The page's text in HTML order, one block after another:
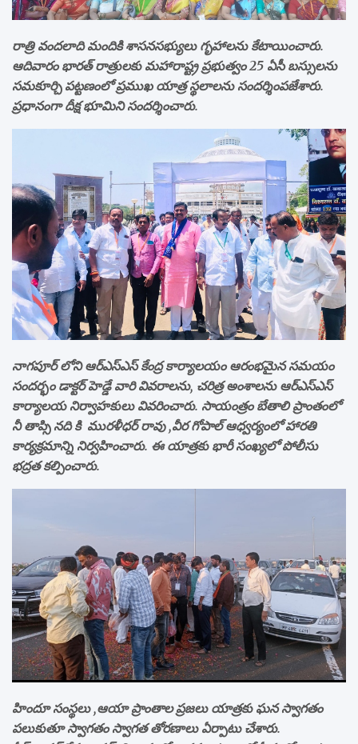
రాత్రి వందలాది మందికి శాసనసభ్యులు గృహాలను కేటాయించారు.
ఆదివారం భారత్ రాత్రులకు మహారాష్ట్ర ప్రభుత్వం 25 ఏసీ బస్సులను
సమకూర్చి పట్టణంలో ప్రముఖ యాత్ర స్థలాలను సందర్శింపజేశారు.
ప్రధానంగా దీక్ష భూమిని సందర్శించారు.
నాగపూర్ లోని ఆర్ఎస్ఎస్ కేంద్ర కార్యాలయం ఆరంభమైన సమయం
సందర్భం డాక్టర్ హెడ్డే వారి వివరాలను, చరిత్ర అంశాలను ఆర్ఎస్ఎస్
కార్యాలయ నిర్వాహకులు వివరించారు. సాయంత్రం బేతాలి ప్రాంతంలో
నీ తాప్సి నది కి మురళీధర్ రావు ,వీర గోపాల్ ఆధ్వర్యంలో హారతి
కార్యక్రమాన్ని నిర్వహించారు. ఈ యాత్రకు భారీ సంఖ్యలో పోలీసు
భద్రత కల్పించారు.
హిందూ సంస్థలు ,ఆయా ప్రాంతాల ప్రజలు యాత్రకు ఘన స్వాగతం
పలుకుతూ స్వాగతం స్వాగత తోరణాలు ఏర్పాటు చేశారు.